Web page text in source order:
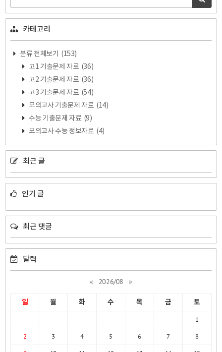
카테고리
분류 전체보기
(153)
고1 기출문제 자료 (36)
고2 기출문제 자료 (36)
고3 기출문제 자료 (54)
모의고사 기출문제 자료 (14)
수능 기출문제 자료 (9)
모의고사 수능 정보자료 (4)
최근 글
인기 글
최근 댓글
달력
« 2026/08 »
일 월 화 수 목 금 토
1
2
3 4 5 6 7
8